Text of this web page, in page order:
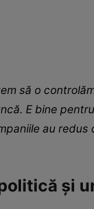
să o
E bine
au
și